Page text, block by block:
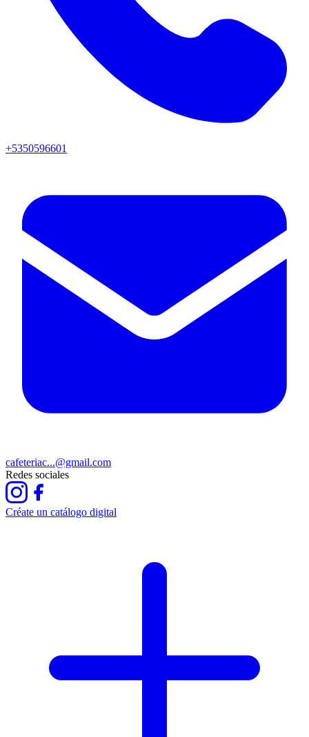
+5350596601
cafeteriac...@gmail.com
Redes sociales
Créate un catálogo digital